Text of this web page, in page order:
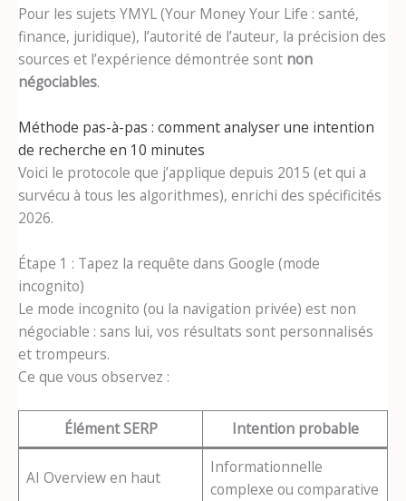
Pour les sujets YMYL (Your Money Your Life : santé,
finance, juridique), l’autorité de l’auteur, la précision des
sources et l’expérience démontrée sont non
négociables.
Méthode pas-à-pas : comment analyser une intention
de recherche en 10 minutes
Voici le protocole que j’applique depuis 2015 (et qui a
survécu à tous les algorithmes), enrichi des spécificités
2026.
Étape 1 : Tapez la requête dans Google (mode
incognito)
Le mode incognito (ou la navigation privée) est non
négociable : sans lui, vos résultats sont personnalisés
et trompeurs.
Ce que vous observez :
Élément SERP Intention probable
AI Overview en haut
Informationnelle
complexe ou comparative